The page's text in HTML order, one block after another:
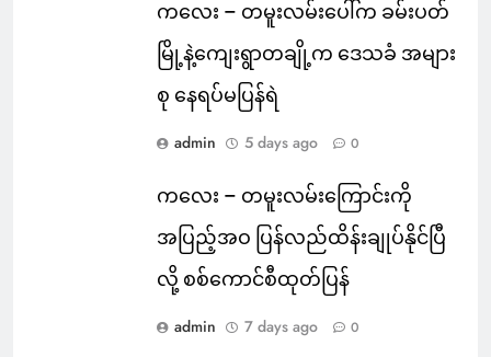
ကလေး – တမူးလမ်းပေါ်က ခမ်းပတ်
မြို့နဲ့ကျေးရွာတချို့က ဒေသခံ အများ
စု နေရပ်မပြန်ရဲ
admin 5 days ago 0
ကလေး – တမူးလမ်းကြောင်းကို
အပြည့်အဝ ပြန်လည်ထိန်းချုပ်နိုင်ပြီ
လို့ စစ်ကောင်စီထုတ်ပြန်
admin 7 days ago 0